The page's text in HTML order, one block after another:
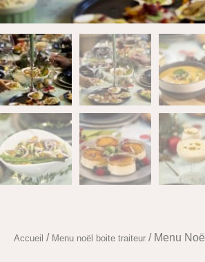
Accueil / Menu noël boite traiteur / Menu Noël